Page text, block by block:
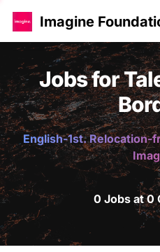
Imagine
Jobs for
English-1st. Relocation-
0 Jobs at 0